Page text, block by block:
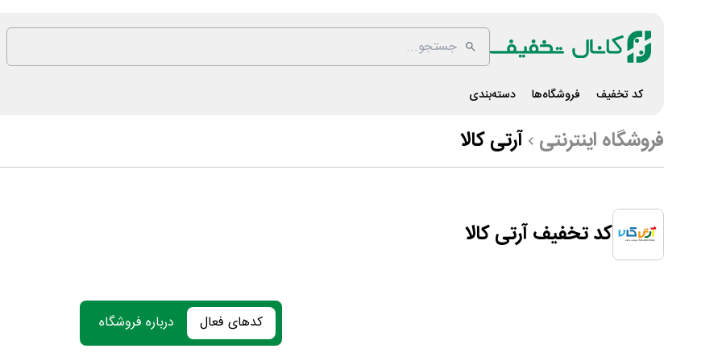
کد تخفیف فروشگاه‌ها دسته‌بندی
فروشگاه اینترنتی آرتی کالا
کد تخفیف آرتی کالا
کدهای فعال درباره فروشگاه